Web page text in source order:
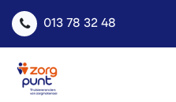
013 78 32 48